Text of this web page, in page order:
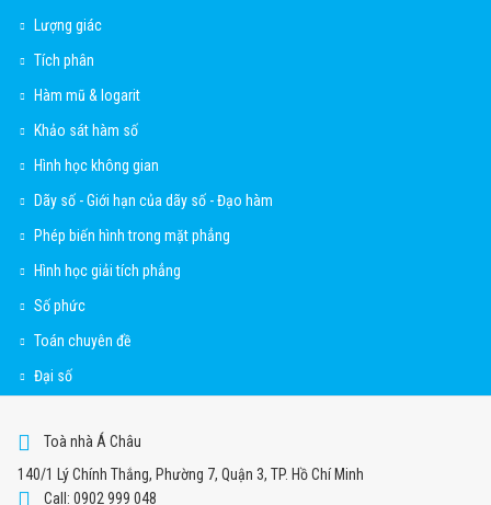
Lượng giác
Tích phân
Hàm mũ & logarit
Khảo sát hàm số
Hình học không gian
Dãy số - Giới hạn của dãy số - Đạo hàm
Phép biến hình trong mặt phẳng
Hình học giải tích phẳng
Số phức
Toán chuyên đề
Đại số
Toà nhà Á Châu
140/1 Lý Chính Thắng, Phường 7, Quận 3, TP. Hồ Chí Minh
Call: 0902 999 048